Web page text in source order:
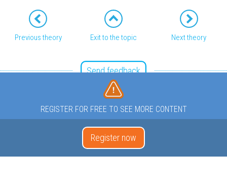
Previous theory Exit to the topic Next theory
Send feedback
REGISTER FOR FREE TO SEE MORE CONTENT
Register now